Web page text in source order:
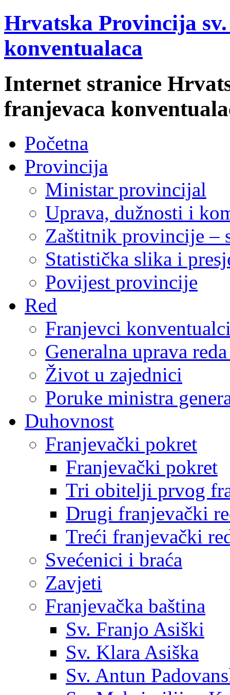
Hrvatska Provincija
konventualaca
Internet stranice
franjevaca
Početna
Provincija
Ministar provincijal
Uprava, dužnosti i
Zaštitnik provincije –
Statistička slika i
Povijest provincije
Red
Franjevci
Generalna uprava
Život u zajednici
Poruke ministra
Duhovnost
Franjevački pokret
Franjevački pokret
Tri obitelji prvog
Drugi franjevački
Treći franjevački
Svećenici i braća
Zavjeti
Franjevačka baština
Sv. Franjo Asiški
Sv. Klara Asiška
Sv. Antun